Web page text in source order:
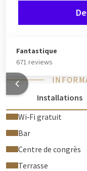
Fantastique
671 reviews
Installations
Wi‑Fi gratuit
Bar
Centre de congrès
Terrasse